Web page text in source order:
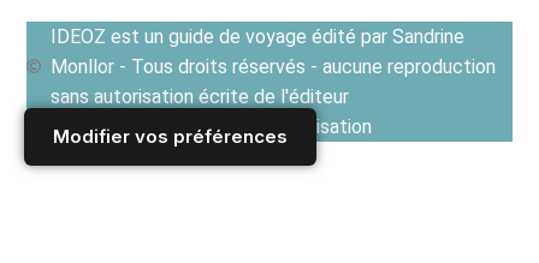
Modifier vos préférences
IDEOZ est un guide de voyage édité par Sandrine
Monllor - Tous droits réservés - aucune reproduction
sans autorisation écrite de l'éditeur
Voir les Conditions générales d'utilisation